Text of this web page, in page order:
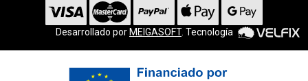
Desarrollado por MEIGASOFT. Tecnología